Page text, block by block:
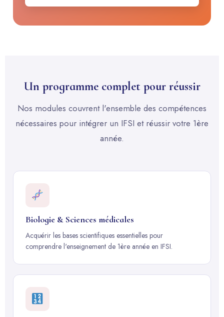
Un programme complet pour réussir
Nos modules couvrent l'ensemble des compétences
nécessaires pour intégrer un IFSI et réussir votre 1ère
année.
Biologie & Sciences médicales
Acquérir les bases scientifiques essentielles pour
comprendre l'enseignement de 1ère année en IFSI.